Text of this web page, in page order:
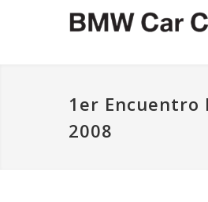
1er Encuentro
2008